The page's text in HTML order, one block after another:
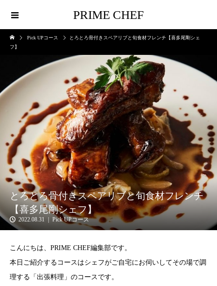
PRIME CHEF
Pick UPコース
とろとろ骨付きスペアリブと旬食材フレンチ【喜多尾剛シェ
フ】
とろとろ骨付きスペアリブと旬食材フレンチ
【喜多尾剛シェフ】
2022.08.31 Pick UPコース
こんにちは、PRIME CHEF編集部です。
本日ご紹介するコースはシェフがご自宅にお伺いしてその場で調
理する「出張料理」のコースです。